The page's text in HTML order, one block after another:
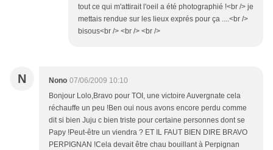
tout ce qui m'attirait l'oeil a été photographié !<br /> je
mettais rendue sur les lieux exprés pour ça ....<br />
bisous<br /> <br /> <br />
N Nono 07/06/2009 10:10
Bonjour Lolo,Bravo pour TOI, une victoire Auvergnate cela
réchauffe un peu !Ben oui nous avons encore perdu comme
dit si bien Juju c bien triste pour certaine personnes dont se
Papy !Peut-être un viendra ? ET IL FAUT BIEN DIRE BRAVO
PERPIGNAN !Cela devait être chau bouillant à Perpignan